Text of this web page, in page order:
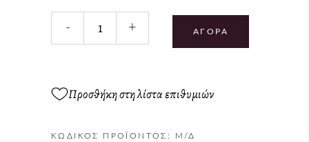
- + ΑΓΟΡΆ
Προσθήκη στη λίστα επιθυμιών
ΚΩΔΙΚΌΣ ΠΡΟΪΌΝΤΟΣ: Μ/Δ